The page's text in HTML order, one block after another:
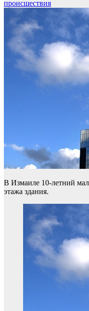
происшествия
В Измаиле 10-летний
этажа здания.